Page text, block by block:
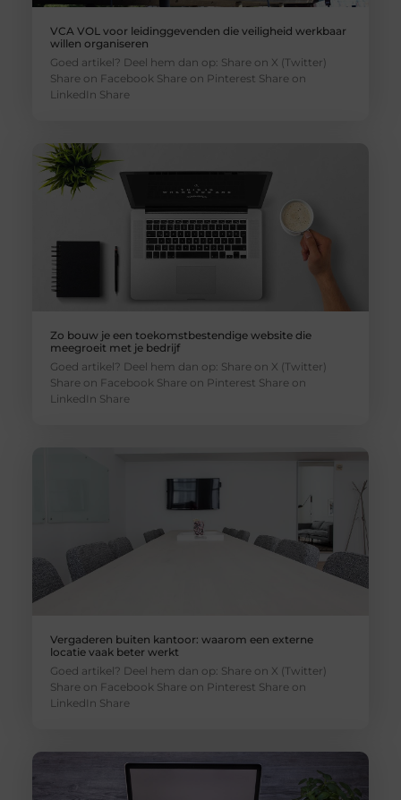
VCA VOL voor leidinggevenden die veiligheid werkbaar
willen organiseren
Goed artikel? Deel hem dan op: Share on X (Twitter)
Share on Facebook Share on Pinterest Share on
LinkedIn Share
Zo bouw je een toekomstbestendige website die
meegroeit met je bedrijf
Goed artikel? Deel hem dan op: Share on X (Twitter)
Share on Facebook Share on Pinterest Share on
LinkedIn Share
Vergaderen buiten kantoor: waarom een externe
locatie vaak beter werkt
Goed artikel? Deel hem dan op: Share on X (Twitter)
Share on Facebook Share on Pinterest Share on
LinkedIn Share